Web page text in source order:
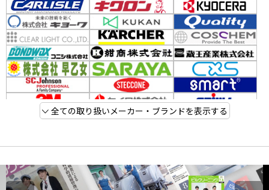
全ての取り扱いメーカー・ブランドを表示する